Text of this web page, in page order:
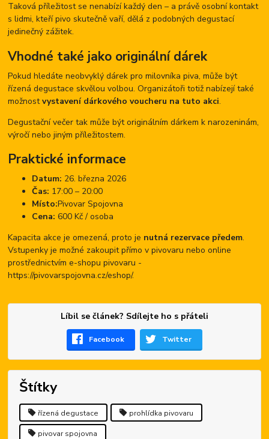
Taková příležitost se nenabízí každý den – a právě osobní kontakt
s lidmi, kteří pivo skutečně vaří, dělá z podobných degustací
jedinečný zážitek.
Vhodné také jako originální dárek
Pokud hledáte neobvyklý dárek pro milovníka piva, může být
řízená degustace skvělou volbou. Organizátoři totiž nabízejí také
možnostvystavení dárkového voucheru na tuto akci.
Degustační večer tak může být originálním dárkem k narozeninám,
výročí nebo jiným příležitostem.
Praktické informace
Datum: 26. března 2026
Čas: 17:00 – 20:00
Místo:Pivovar Spojovna
Cena: 600 Kč / osoba
Kapacita akce je omezená, proto je nutná rezervace předem.
Vstupenky je možné zakoupit přímo v pivovaru nebo online
prostřednictvím e-shopu pivovaru -
https://pivovarspojovna.cz/eshop/.
Líbil se článek? Sdílejte ho s přáteli
Facebook Twitter
Štítky
řízená degustace prohlídka pivovaru
pivovar spojovna